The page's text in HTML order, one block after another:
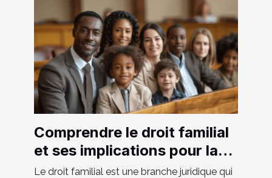
Comprendre le droit familial
et ses implications pour la
société moderne
Le droit familial est une branche juridique qui